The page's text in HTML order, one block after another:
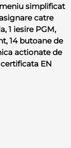
simplificat
catre
1 iesire PGM,
14 butoane de
actionate de
EN